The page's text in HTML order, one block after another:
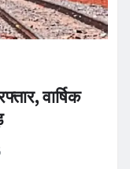
वार्षिक